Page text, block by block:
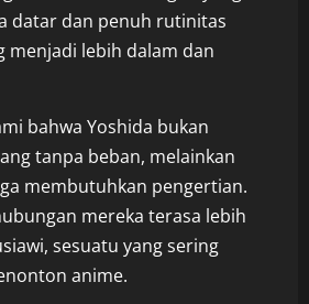
datar dan penuh rutinitas
menjadi lebih dalam dan
bahwa Yoshida bukan
tanpa beban, melainkan
membutuhkan pengertian.
mereka terasa lebih
sesuatu yang sering
anime.